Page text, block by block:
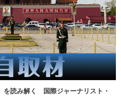
を読み解く 国際ジャーナリスト・